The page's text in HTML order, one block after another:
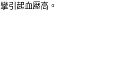
引起血壓高。